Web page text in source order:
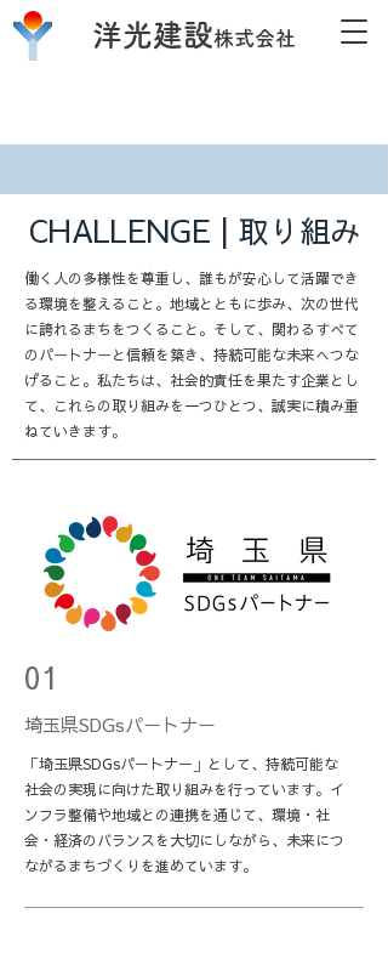
洋光建設株式会社
CHALLENGE | 取り組み
働く人の多様性を尊重し、誰もが安心して活躍でき
る環境を整えること。地域とともに歩み、次の世代
に誇れるまちをつくること。そして、関わるすべて
のパートナーと信頼を築き、持続可能な未来へつな
げること。私たちは、社会的責任を果たす企業とし
て、これらの取り組みを一つひとつ、誠実に積み重
ねていきます。
01
埼玉県SDGsパートナー
「埼玉県SDGsパートナー」として、持続可能な
社会の実現に向けた取り組みを行っています。イ
ンフラ整備や地域との連携を通じて、環境・社
会・経済のバランスを大切にしながら、未来につ
ながるまちづくりを進めています。